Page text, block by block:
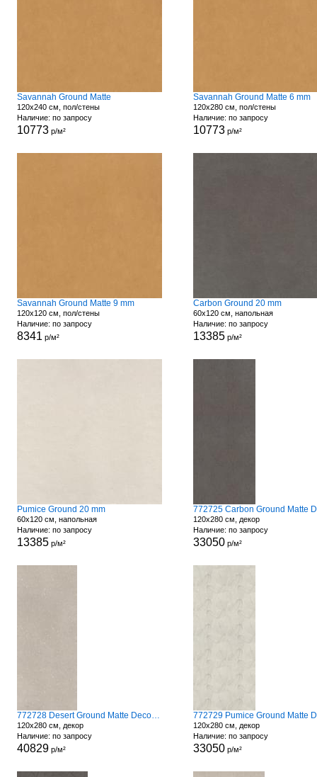
Savannah Ground Matte
120x240 см, пол/стены
Наличие: по запросу
10773р/м²
Savannah Ground Matte 6 mm
120x280 см, пол/стены
Наличие: по запросу
10773р/м²
Savannah Ground Matte 9 mm
120x120 см, пол/стены
Наличие: по запросу
8341 р/м²
Carbon Ground 20 mm
60x120 см, напольная
Наличие: по запросу
13385р/м²
Pumice Ground 20 mm
60x120 см, напольная
Наличие: по запросу
13385р/м²
120x280 см, декор
Наличие: по запросу
33050р/м²
772728 Desert Ground Matte Decoro Fronds
120x280 см, декор
Наличие: по запросу
40829р/м²
120x280 см, декор
Наличие: по запросу
33050р/м²